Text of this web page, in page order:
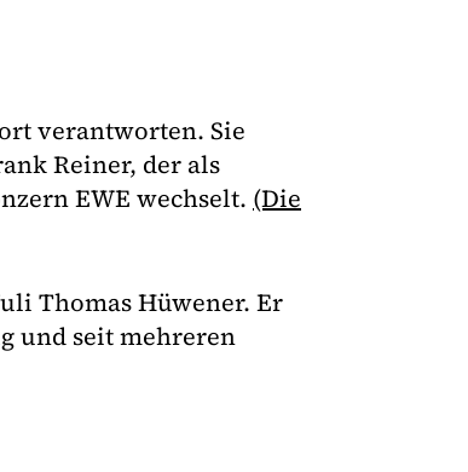
verantworten. Sie
Reiner, der als
EWE wechselt. (Die
Thomas Hüwener. Er
und seit mehreren